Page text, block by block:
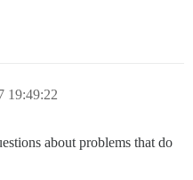
19:49:22
about problems that do